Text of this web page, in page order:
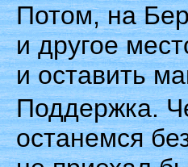
Потом, на
и другое
и оставить
Поддержка.
останемся